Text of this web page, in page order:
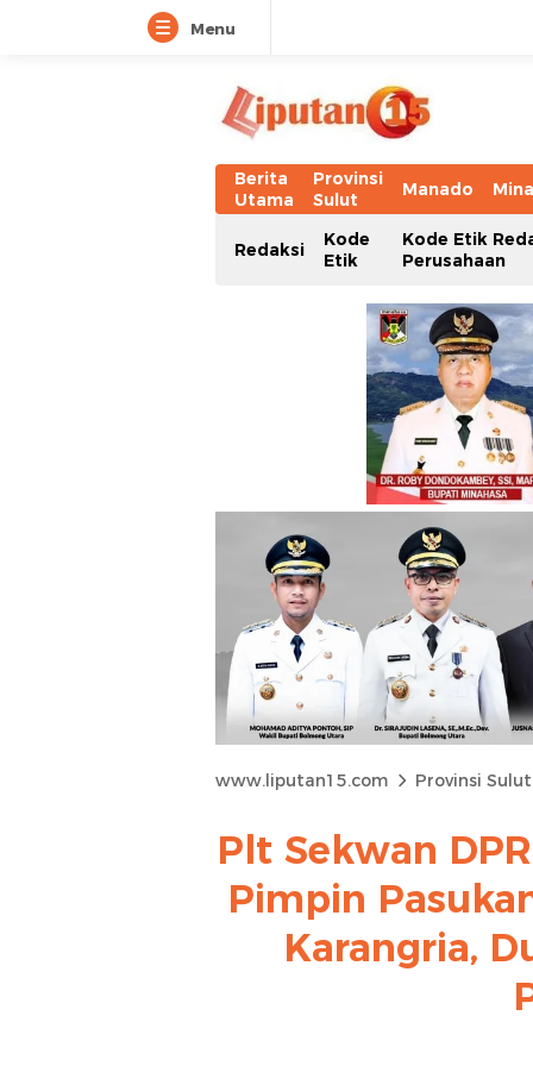
Menu
Berita
Utama
Provinsi
Sulut
Manado
Redaksi
Kode
Etik
Kode Etik
Perusahaan
www.liputan15.com Provinsi Sulut
Plt Sekwan
Pimpin
Karangria,